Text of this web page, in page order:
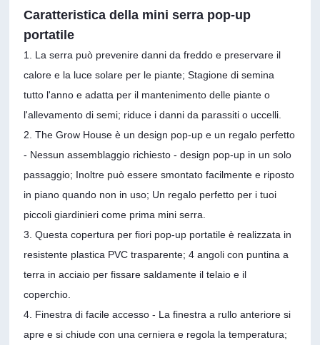
Caratteristica della mini serra pop-up
portatile
1. La serra può prevenire danni da freddo e preservare il
calore e la luce solare per le piante; Stagione di semina
tutto l'anno e adatta per il mantenimento delle piante o
l'allevamento di semi; riduce i danni da parassiti o uccelli.
2. The Grow House è un design pop-up e un regalo perfetto
- Nessun assemblaggio richiesto - design pop-up in un solo
passaggio; Inoltre può essere smontato facilmente e riposto
in piano quando non in uso; Un regalo perfetto per i tuoi
piccoli giardinieri come prima mini serra.
3. Questa copertura per fiori pop-up portatile è realizzata in
resistente plastica PVC trasparente; 4 angoli con puntina a
terra in acciaio per fissare saldamente il telaio e il
coperchio.
4. Finestra di facile accesso - La finestra a rullo anteriore si
apre e si chiude con una cerniera e regola la temperatura;